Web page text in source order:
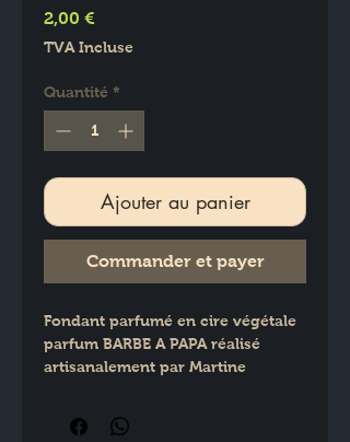
2,00 €
TVA Incluse
Quantité *
Ajouter au panier
Commander et payer
Fondant parfumé en cire végétale
parfum BARBE A PAPA réalisé
artisanalement par Martine